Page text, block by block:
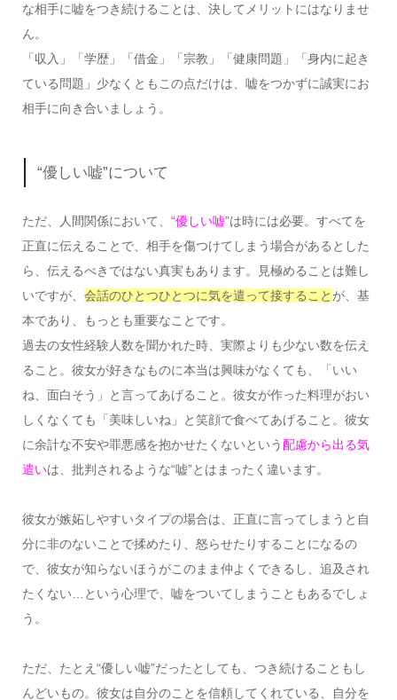
な相手に嘘をつき続けることは、決してメリットにはなりませ
ん。
「収入」「学歴」「借金」「宗教」「健康問題」「身内に起き
ている問題」少なくともこの点だけは、嘘をつかずに誠実にお
相手に向き合いましょう。
“優しい嘘”について
ただ、人間関係において、 “優しい嘘”は時には必要。すべてを
正直に伝えることで、相手を傷つけてしまう場合があるとした
ら、伝えるべきではない真実もあります。見極めることは難し
いですが、 会話のひとつひとつに気を遣って接すること が、基
本であり、もっとも重要なことです。
過去の女性経験人数を聞かれた時、実際よりも少ない数を伝え
ること。彼女が好きなものに本当は興味がなくても、「いい
ね、面白そう」と言ってあげること。彼女が作った料理がおい
しくなくても「美味しいね」と笑顔で食べてあげること。彼女
に余計な不安や罪悪感を抱かせたくないという配慮から出る気
遣いは、批判されるような“嘘”とはまったく違います。
彼女が嫉妬しやすいタイプの場合は、正直に言ってしまうと自
分に非のないことで揉めたり、怒らせたりすることになるの
で、彼女が知らないほうがこのまま仲よくできるし、追及され
たくない…という心理で、嘘をついてしまうこともあるでしょ
う。
ただ、 たとえ“優しい嘘”だったとしても、つき続けることもし
んどいもの。 彼女は自分のことを信頼してくれている、自分を